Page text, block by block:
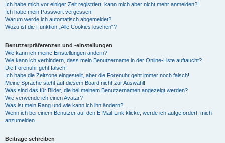
Ich habe mich vor einiger Zeit registriert, kann mich aber nicht mehr anmelden?!
Ich habe mein Passwort vergessen!
Warum werde ich automatisch abgemeldet?
Wozu ist die Funktion „Alle Cookies löschen“?
Benutzerpräferenzen und -einstellungen
Wie kann ich meine Einstellungen ändern?
Wie kann ich verhindern, dass mein Benutzername in der Online-Liste auftaucht?
Die Forenuhr geht falsch!
Ich habe die Zeitzone eingestellt, aber die Forenuhr geht immer noch falsch!
Meine Sprache steht auf diesem Board nicht zur Auswahl!
Was sind das für Bilder, die bei meinem Benutzernamen angezeigt werden?
Wie verwende ich einen Avatar?
Was ist mein Rang und wie kann ich ihn ändern?
Wenn ich bei einem Benutzer auf den E-Mail-Link klicke, werde ich aufgefordert, mich
anzumelden.
Beiträge schreiben